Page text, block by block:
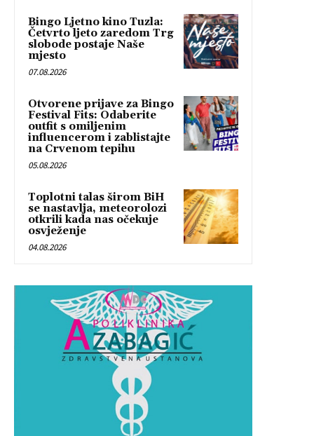
Bingo Ljetno kino Tuzla:
Četvrto ljeto zaredom Trg
slobode postaje Naše
mjesto
07.08.2026
Otvorene prijave za Bingo
Festival Fits: Odaberite
outfit s omiljenim
influencerom i zablistajte
na Crvenom tepihu
05.08.2026
Toplotni talas širom BiH
se nastavlja, meteorolozi
otkrili kada nas očekuje
osvježenje
04.08.2026